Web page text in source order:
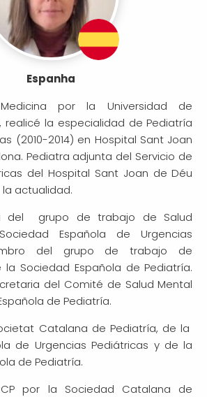
Espanha
por la Universidad de
realicé la especialidad de Pediatría
(2010-2014) en Hospital Sant Joan
Pediatra adjunta del Servicio de
del Hospital Sant Joan de Déu
la actualidad.
del grupo de trabajo de Salud
Española de Urgencias
del grupo de trabajo de
la Sociedad Española de Pediatría.
del Comité de Salud Mental
de Pediatría.
Catalana de Pediatría, de la
de Urgencias Pediátricas y de la
de Pediatría.
por la Sociedad Catalana de